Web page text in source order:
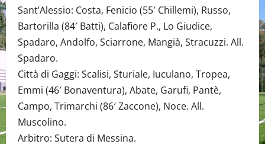
Sant’Alessio: Costa, Fenicio (55′ Chillemi), Russo,
Bartorilla (84′ Batti), Calafiore P., Lo Giudice,
Spadaro, Andolfo, Sciarrone, Mangià, Stracuzzi. All.
Spadaro.
Città di Gaggi: Scalisi, Sturiale, Iuculano, Tropea,
Emmi (46′ Bonaventura), Abate, Garufi, Pantè,
Campo, Trimarchi (86′ Zaccone), Noce. All.
Muscolino.
Arbitro: Sutera di Messina.